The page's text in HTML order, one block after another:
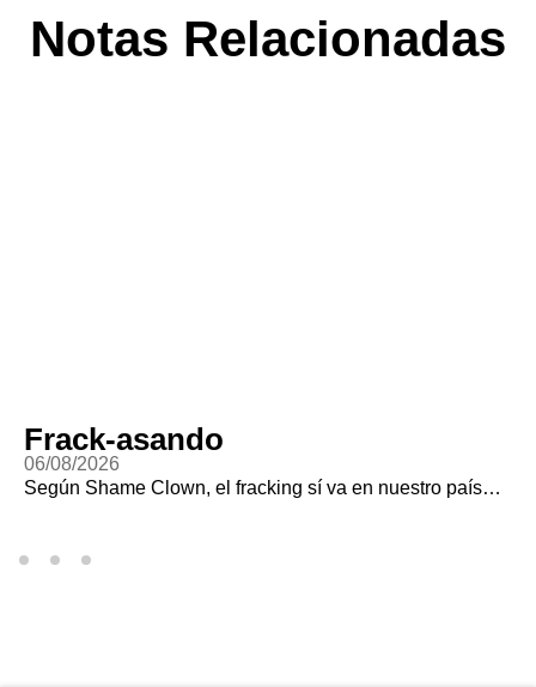
Notas Relacionadas
Frack-asando
06/08/2026
Según Shame Clown, el fracking sí va en nuestro país…